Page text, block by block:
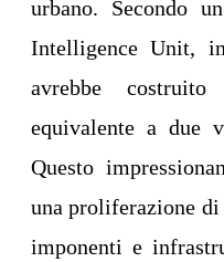
urbano. Secondo
Intelligence Unit,
avrebbe
equivalente a due
Questo
una proliferazione
imponenti e